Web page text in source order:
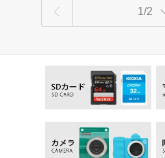
1/2